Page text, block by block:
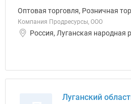
Оптовая торговля, Розничная
Компания Продресурсы, ООО
Россия, Луганская народная
Луганский